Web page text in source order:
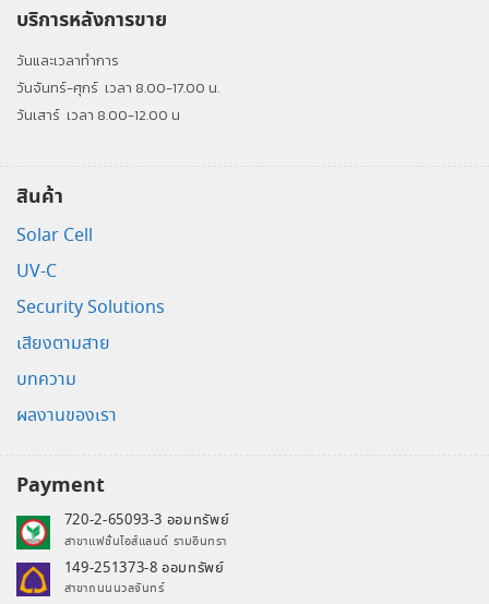
บริการหลังการขาย
วันและเวลาทำการ
วันจันทร์-ศุกร์ เวลา 8.00-17.00 น.
วันเสาร์ เวลา 8.00-12.00 น
สินค้า
Solar Cell
UV-C
Security Solutions
เสียงตามสาย
บทความ
ผลงานของเรา
Payment
720-2-65093-3 ออมทรัพย์
สาขาแฟชั่นไอส์แลนด์ รามอินทรา
149-251373-8 ออมทรัพย์
สาขาถนนนวลจันทร์